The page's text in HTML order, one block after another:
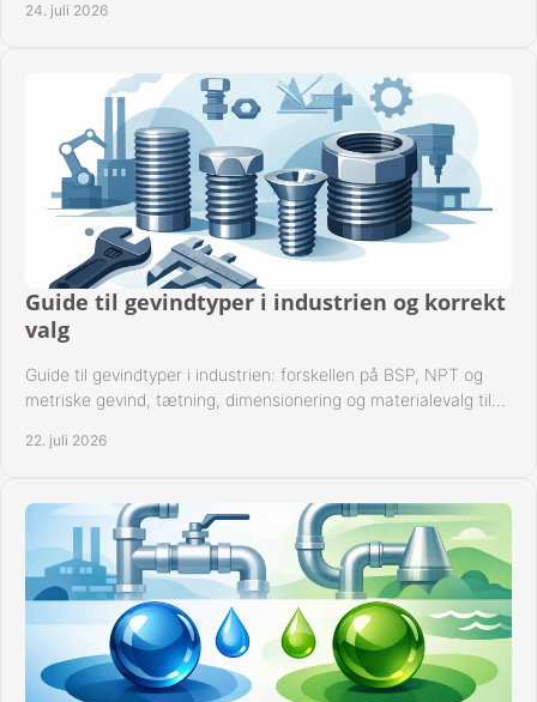
24. juli 2026
Guide til gevindtyper i industrien og korrekt
valg
Guide til gevindtyper i industrien: forskellen på BSP, NPT og
metriske gevind, tætning, dimensionering og materialevalg til
22. juli 2026